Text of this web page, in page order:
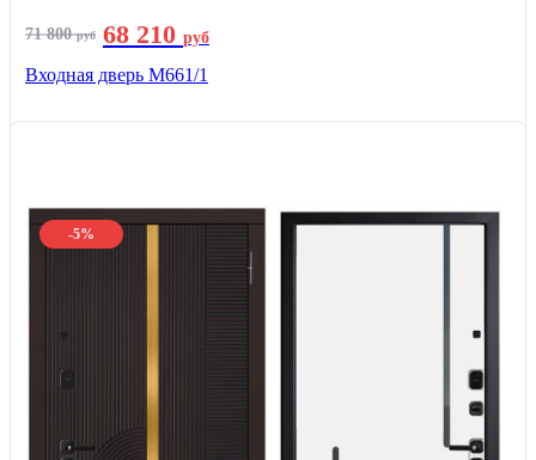
71 800руб 68 210 руб
Входная дверь М661/1
-5%